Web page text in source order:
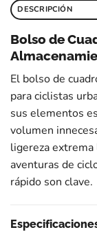
DESCRIPCIÓN
Bolso de
El bolso de
para ciclistas
sus elementos
volumen
ligereza extrema
aventuras de
rápido son clave.